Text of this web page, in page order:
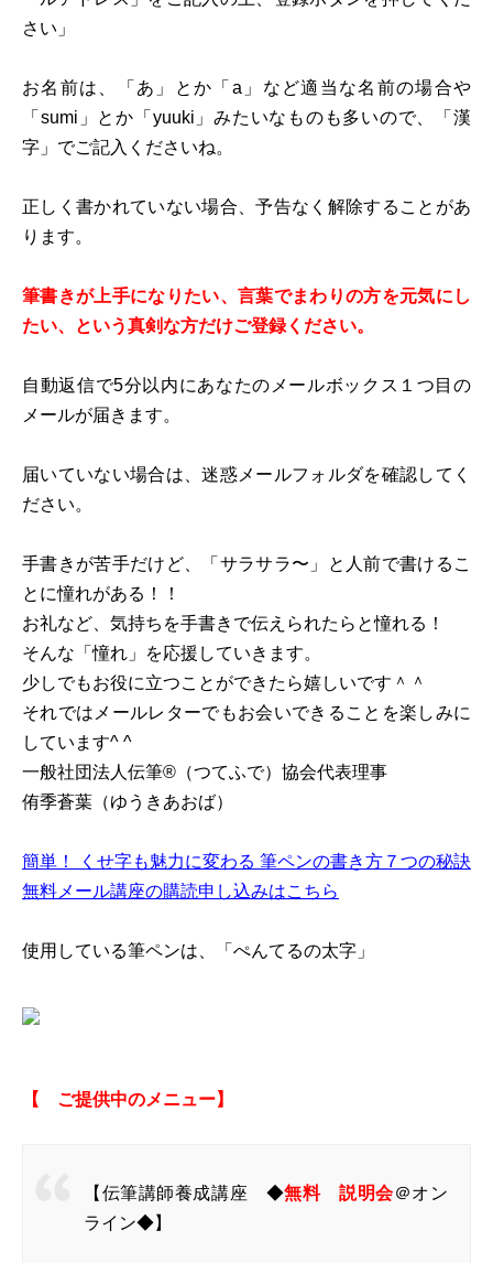
さい」
お名前は、「あ」とか「a」など適当な名前の場合や
「sumi」とか「yuuki」みたいなものも多いので、「漢
字」でご記入くださいね。
正しく書かれていない場合、予告なく解除することがあ
ります。
筆書きが上手になりたい、言葉でまわりの方を元気にし
たい、という真剣な方だけご登録ください。
自動返信で5分以内にあなたのメールボックス１つ目の
メールが届きます。
届いていない場合は、迷惑メールフォルダを確認してく
ださい。
手書きが苦手だけど、「サラサラ〜」と人前で書けるこ
とに憧れがある！！
お礼など、気持ちを手書きで伝えられたらと憧れる！
そんな「憧れ」を応援していきます。
少しでもお役に立つことができたら嬉しいです＾＾
それではメールレターでもお会いできることを楽しみに
しています^ ^
一般社団法人伝筆®︎（つてふで）協会代表理事
侑季蒼葉（ゆうきあおば）
簡単！ くせ字も魅力に変わる 筆ペンの書き方７つの秘訣
無料メール講座の購読申し込みはこちら
使用している筆ペンは、「ぺんてるの太字」
【 ご提供中のメニュー】
【伝筆講師養成講座 ◆無料 説明会＠オン
ライン◆】